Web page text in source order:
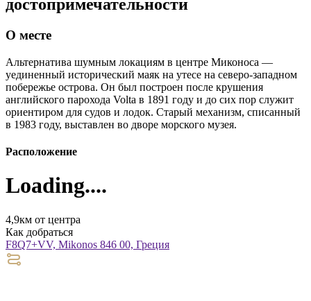
достопримечательности
О месте
Альтернатива шумным локациям в центре Миконоса —
уединенный исторический маяк на утесе на северо-западном
побережье острова. Он был построен после крушения
английского парохода Volta в 1891 году и до сих пор служит
ориентиром для судов и лодок. Cтарый механизм, списанный
в 1983 году, выставлен ​​во дворе морского музея.
Расположение
Loading....
4,9км от центра
Как добраться
F8Q7+VV, Mikonos 846 00, Греция